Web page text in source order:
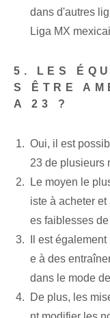
dans d'autres
‍Liga MX
5. LES
S ÊTRE
A 23 ?
Oui, il est
23 de plusieurs
Le moyen le
iste à acheter et
es faiblesses
Il est
e à des
dans le mode
De plus, les